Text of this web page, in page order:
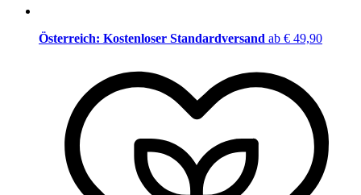
Österreich: Kostenloser Standardversand ab € 49,90